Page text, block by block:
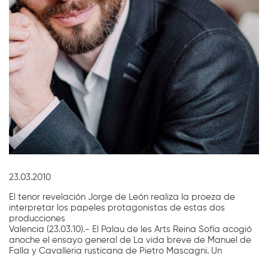
23.03.2010
El tenor revelación Jorge de León realiza la proeza de
interpretar los papeles protagonistas de estas dos
producciones
Valencia (23.03.10).- El Palau de les Arts Reina Sofía acogió
anoche el ensayo general de La vida breve de Manuel de
Falla y Cavalleria rusticana de Pietro Mascagni. Un